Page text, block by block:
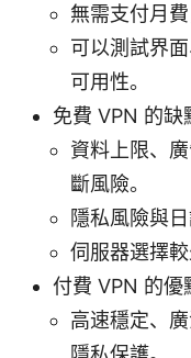
無需支付月
可以測試界
可用性。
免費 VPN 的缺
資料上限、
斷風險。
隱私風險與
伺服器選擇
付費 VPN 的優
高速穩定、